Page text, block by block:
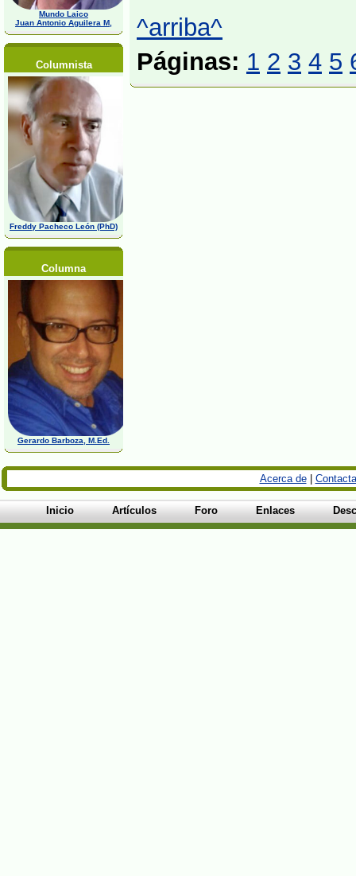
Mundo Laico
Juan Antonio Aguilera M,
Columnista
Freddy Pacheco León (PhD)
Columna
Gerardo Barboza, M.Ed.
^arriba^
Páginas: 1 2 3 4 5
Acerca de|
Inicio Artículos Foro Enlaces